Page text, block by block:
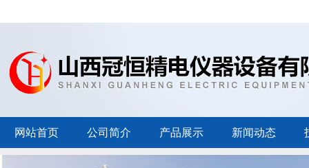
网站首页 公司简介 产品展示 新闻动态